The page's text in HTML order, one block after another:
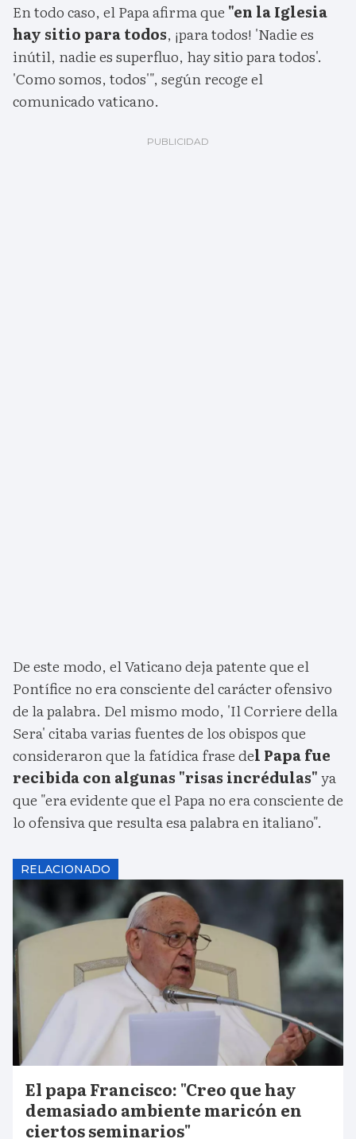
En todo caso, el Papa afirma que "en la Iglesia
hay sitio para todos, ¡para todos! 'Nadie es
inútil, nadie es superfluo, hay sitio para todos'.
'Como somos, todos'", según recoge el
comunicado vaticano.
De este modo, el Vaticano deja patente que el
Pontífice no era consciente del carácter ofensivo
de la palabra. Del mismo modo, 'Il Corriere della
Sera' citaba varias fuentes de los obispos que
consideraron que la fatídica frase del Papa fue
recibida con algunas "risas incrédulas"ya
que "era evidente que el Papa no era consciente de
lo ofensiva que resulta esa palabra en italiano".
RELACIONADO
El papa Francisco: "Creo que hay
demasiado ambiente maricón en
ciertos seminarios"